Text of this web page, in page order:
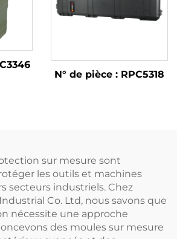
N° de pièce : RPC5318
sur mesure sont
les outils et machines
secteurs industriels. Chez
Co. Ltd, nous savons que
nécessite une approche
des moules sur mesure